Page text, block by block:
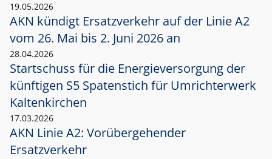
19.05.2026
AKN kündigt Ersatzverkehr auf der Linie A2
vom 26. Mai bis 2. Juni 2026 an
28.04.2026
Startschuss für die Energieversorgung der
künftigen S5 Spatenstich für Umrichterwerk
Kaltenkirchen
17.03.2026
AKN Linie A2: Vorübergehender
Ersatzverkehr